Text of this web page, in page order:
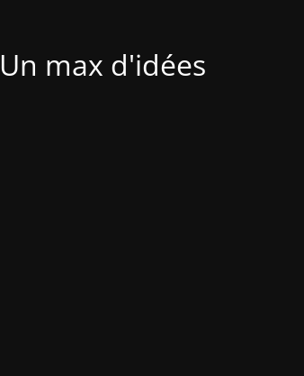
Un max d'idées